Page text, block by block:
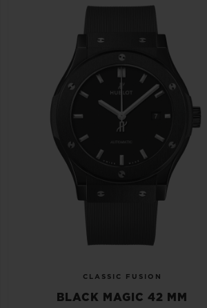
CLASSIC FUSION
BLACK MAGIC 42 MM